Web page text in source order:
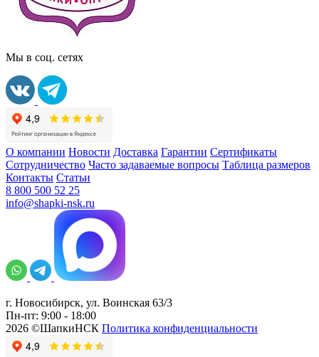
Мы в соц. сетях
О компании Новости Доставка Гарантии Сертификаты
Сотрудничество Часто задаваемые вопросы Таблица размеров
Контакты Статьи
8 800 500 52 25
info@shapki-nsk.ru
г. Новосибирск, ул. Воинская 63/3
Пн-пт: 9:00 - 18:00
2026 ©ШапкиНСК Политика конфиденциальности